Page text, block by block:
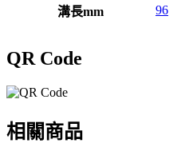
溝長mm 96
QR Code
相關商品